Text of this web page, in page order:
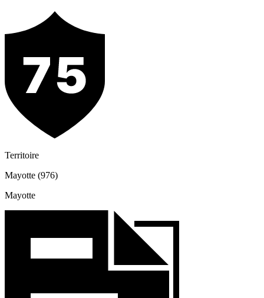
Territoire
Mayotte (976)
Mayotte